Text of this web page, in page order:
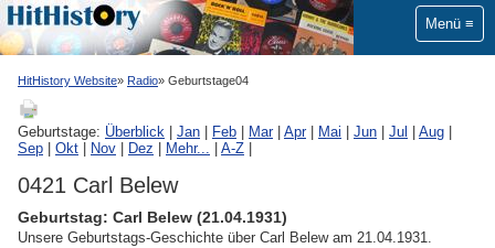
Menü
HitHistory Website Radio Geburtstage04
Geburtstage: Überblick Jan Feb Mar| Apr| Mai Jun Jul Aug
Sep
Okt Nov Dez Mehr... A-Z
0421 Carl Belew
Geburtstag: Carl Belew (21.04.1931)
Unsere Geburtstags-Geschichte über Carl Belew am 21.04.1931.